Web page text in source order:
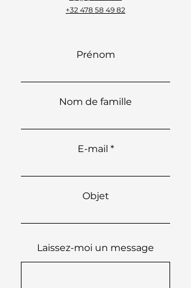
+32 478 58 49 82
Prénom
Nom de famille
E-mail
Objet
Laissez-moi un message